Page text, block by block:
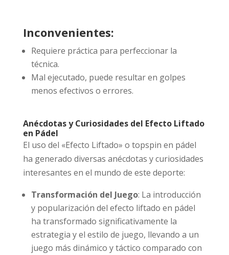
Inconvenientes:
Requiere práctica para perfeccionar la
técnica.
Mal ejecutado, puede resultar en golpes
menos efectivos o errores.
Anécdotas y Curiosidades del Efecto Liftado
en Pádel
El uso del «Efecto Liftado» o topspin en pádel
ha generado diversas anécdotas y curiosidades
interesantes en el mundo de este deporte:
Transformación del Juego: La introducción
y popularización del efecto liftado en pádel
ha transformado significativamente la
estrategia y el estilo de juego, llevando a un
juego más dinámico y táctico comparado con